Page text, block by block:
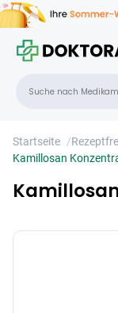
Startseite /
Kamillosan